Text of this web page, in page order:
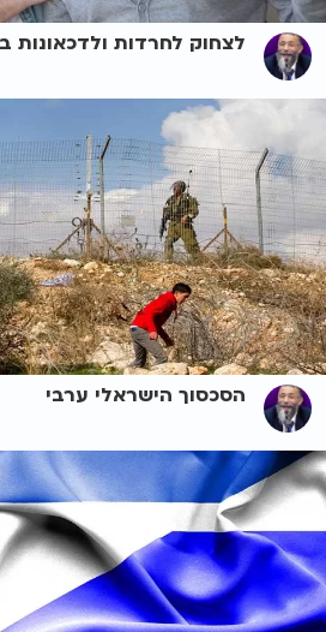
לצחוק לחרדות ולדכאונות
הסכסוך הישראלי ערבי